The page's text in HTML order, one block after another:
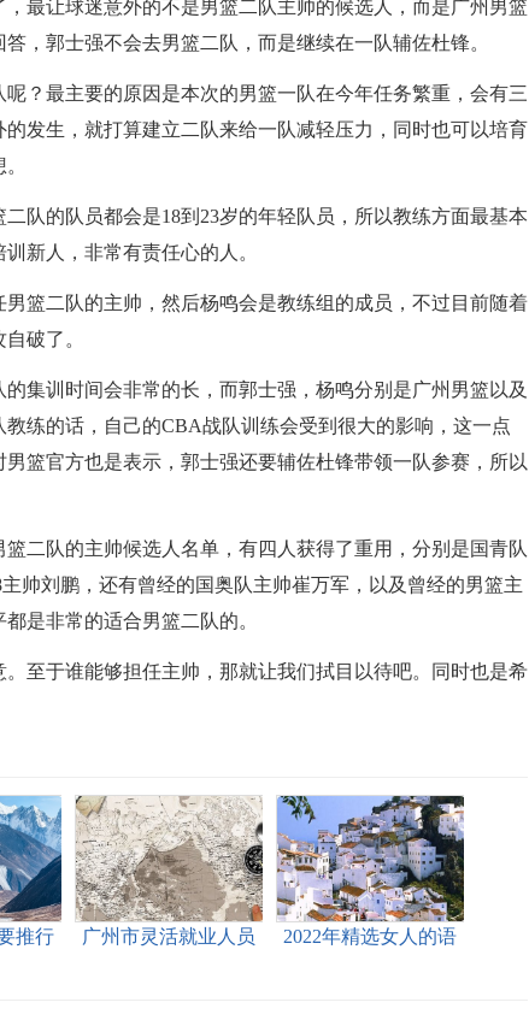
最让球迷意外的不是男篮二队主帅的候选人，而是广州男篮
，郭士强不会去男篮二队，而是继续在一队辅佐杜锋。
？最主要的原因是本次的男篮一队在今年任务繁重，会有三
发生，就打算建立二队来给一队减轻压力，同时也可以培育
队的队员都会是18到23岁的年轻队员，所以教练方面最基本
新人，非常有责任心的人。
篮二队的主帅，然后杨鸣会是教练组的成员，不过目前随着
破了。
集训时间会非常的长，而郭士强，杨鸣分别是广州男篮以及
练的话，自己的CBA战队训练会受到很大的影响，这一点
篮官方也是表示，郭士强还要辅佐杜锋带领一队参赛，所以
二队的主帅候选人名单，有四人获得了重用，分别是国青队
帅刘鹏，还有曾经的国奥队主帅崔万军，以及曾经的男篮主
是非常的适合男篮二队的。
至于谁能够担任主帅，那就让我们拭目以待吧。同时也是希
推行
广州市灵活就业人员
2022年精选女人的语